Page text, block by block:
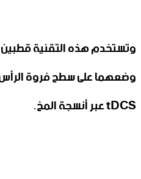
وتستخدم هذه التقنية قطبين
وضعهما على سطح فروة الرأس
tDCS عبر أنسجة المخ.